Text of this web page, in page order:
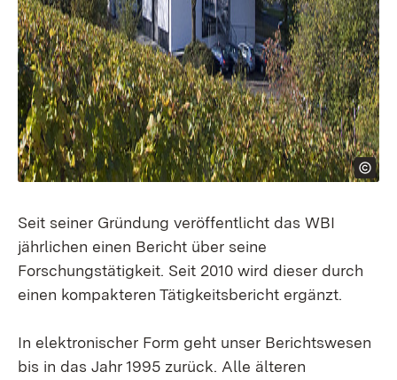
Seit seiner Gründung veröffentlicht das WBI
jährlichen einen Bericht über seine
Forschungstätigkeit. Seit 2010 wird dieser durch
einen kompakteren Tätigkeitsbericht ergänzt.
In elektronischer Form geht unser Berichtswesen
bis in das Jahr 1995 zurück. Alle älteren